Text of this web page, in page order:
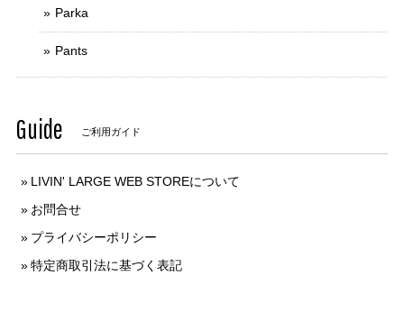
Parka
Pants
Guide ご利用ガイド
LIVIN' LARGE WEB STOREについて
お問合せ
プライバシーポリシー
特定商取引法に基づく表記